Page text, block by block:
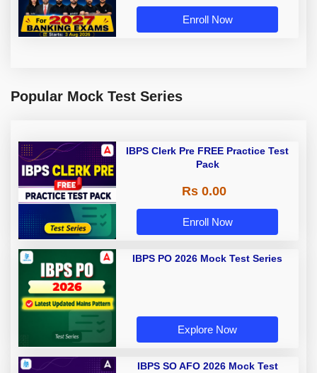
Adda 247
Enroll Now
Popular Mock Test Series
IBPS Clerk Pre FREE Practice Test
Pack
Rs 0.00
Enroll Now
IBPS PO 2026 Mock Test Series
Explore Now
IBPS SO AFO 2026 Mock Test